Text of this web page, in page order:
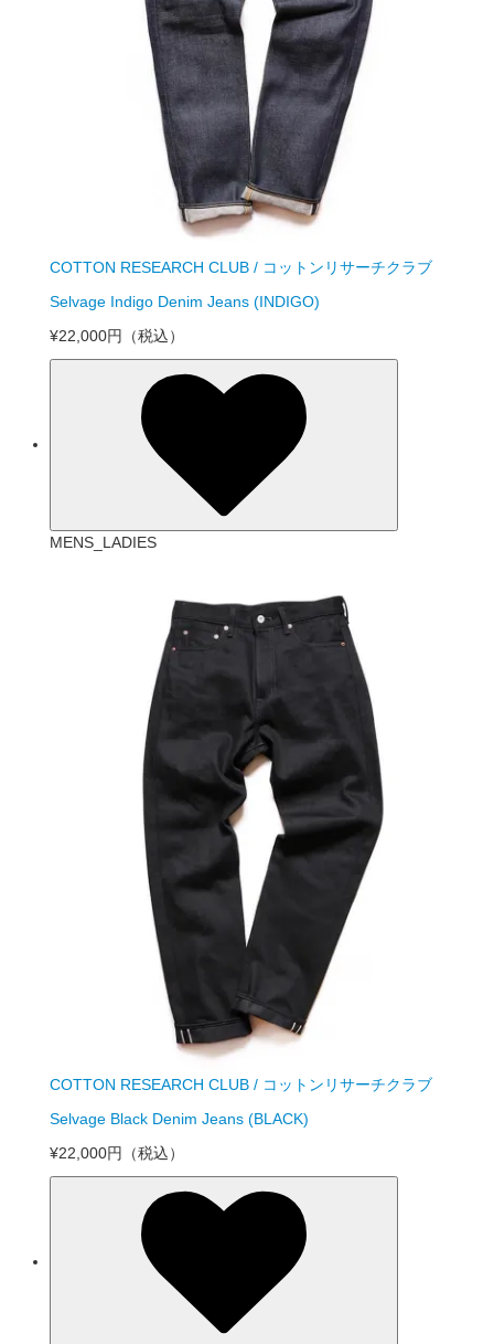
COTTON RESEARCH CLUB / コットンリサーチクラブ
Selvage Indigo Denim Jeans (INDIGO)
¥22,000円
（税込）
MENS_LADIES
COTTON RESEARCH CLUB / コットンリサーチクラブ
Selvage Black Denim Jeans (BLACK)
¥22,000円
（税込）